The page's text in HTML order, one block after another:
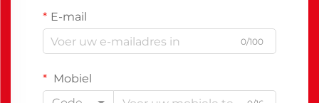
E-mail
0/100
Mobiel